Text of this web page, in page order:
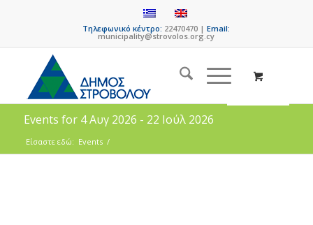
Τηλεφωνικό κέντρο: 22470470 |Email:
municipality@strovolos.org.cy
Events for 4 Αυγ 2026 - 22 Ιούλ 2026
Είσαστε εδώ: Events /